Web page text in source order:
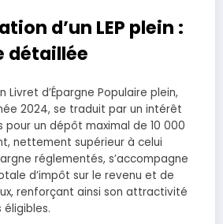
d’un LEP plein :
détaillée
Livret d’Épargne Populaire plein,
2024, se traduit par un intérêt
pour un dépôt maximal de 10 000
nettement supérieur à celui
réglementés, s’accompagne
d’impôt sur le revenu et de
renforçant ainsi son attractivité